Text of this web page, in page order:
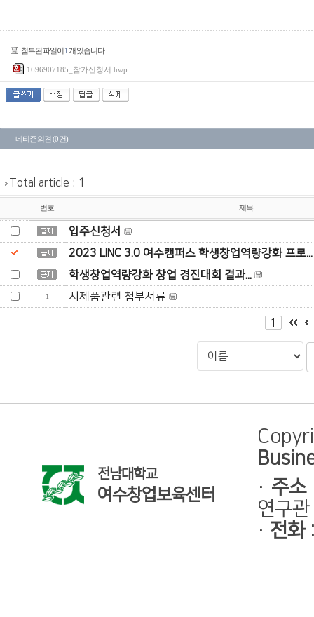
첨부된 파일이1 개 있습니다.
1696907185_참가신청서.hwp
네티즌 의견 (0 건)
Total article : 1
번호 제목
입주신청서
2023 LINC 3.0 여수캠퍼스 학생창업역량강화 프로...
학생창업역량강화 창업 경진대회 결과...
1 시제품관련 첨부서류
1
전남대학교
여수창업보육센터
· 주소
연구
· 전화